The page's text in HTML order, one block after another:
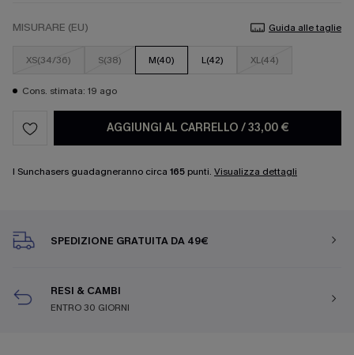
MISURARE (EU) Guida alle taglie
XS(34/36) S(38) M(40) L(42) XL(44)
Cons. stimata: 19 ago
AGGIUNGI AL CARRELLO /33,00 €
I Sunchasers guadagneranno circa 165 punti. Visualizza dettagli
SPEDIZIONE GRATUITA DA 49€
RESI & CAMBI
ENTRO 30 GIORNI